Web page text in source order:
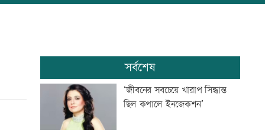
সর্বশেষ
‘জীবনের সবচেয়ে খারাপ সিদ্ধান্ত
ছিল কপালে ইনজেকশন’